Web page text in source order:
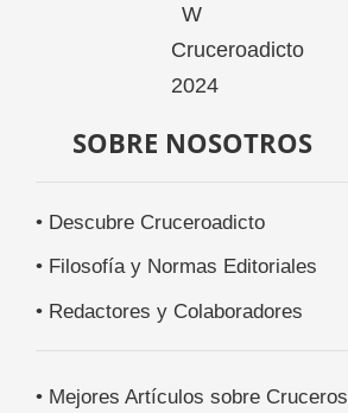
SOBRE NOSOTROS
• Descubre Cruceroadicto
• Filosofía y Normas Editoriales
• Redactores y Colaboradores
• Mejores Artículos sobre Cruceros